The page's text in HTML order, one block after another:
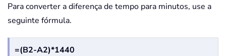
Para converter a diferença de tempo para minutos, use a
seguinte fórmula.
=(B2-A2)*1440